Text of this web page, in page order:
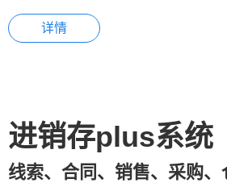
详情
进销存plus系统
线索、合同、销售、采购